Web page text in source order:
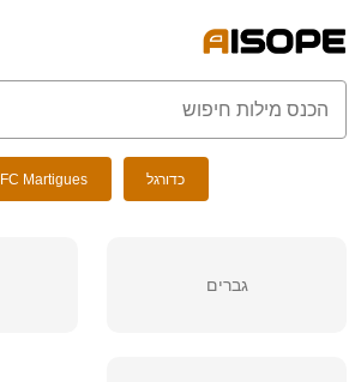
כדורגל FC Martigues
גברים